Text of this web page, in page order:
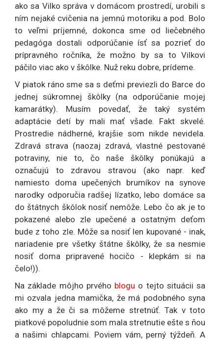
ako sa Vilko správa v domácom prostredí, urobili s
ním nejaké cvičenia na jemnú motoriku a pod. Bolo
to veľmi príjemné, dokonca sme od liečebného
pedagóga dostali odporúčanie ísť sa pozrieť do
prípravného ročníka, že možno by sa to Vilkovi
páčilo viac ako v škôlke. Nuž reku dobre, prídeme.
V piatok ráno sme sa s deťmi previezli do Barce do
jednej súkromnej škôlky (na odporúčanie mojej
kamarátky). Musím povedať, že taký systém
adaptácie detí by mali mať všade. Fakt skvelé.
Prostredie nádherné, krajšie som nikde nevidela.
Zdravá strava (naozaj zdravá, vlastné pestované
potraviny, nie to, čo naše škôlky ponúkajú a
označujú to zdravou stravou (ako napr. keď
namiesto doma upečených brumíkov na synove
narodky odporučia radšej lízatko, lebo domáce sa
do štátnych škôlok nosiť nemôže. Lebo čo ak je to
pokazené alebo zle upečené a ostatným deťom
bude z toho zle. Môže sa nosiť len kupované - inak,
nariadenie pre všetky štátne škôlky, že sa nesmie
nosiť doma pripravené hocičo - klepkám si na
čelo!)).
Na základe môjho prvého blogu o tejto situácii sa
mi ozvala jedna mamička, že má podobného syna
ako my a že či sa môžeme stretnúť. Tak v toto
piatkové popoludnie som mala stretnutie ešte s ňou
a našimi chlapcami. Poviem vám, perný týždeň. A